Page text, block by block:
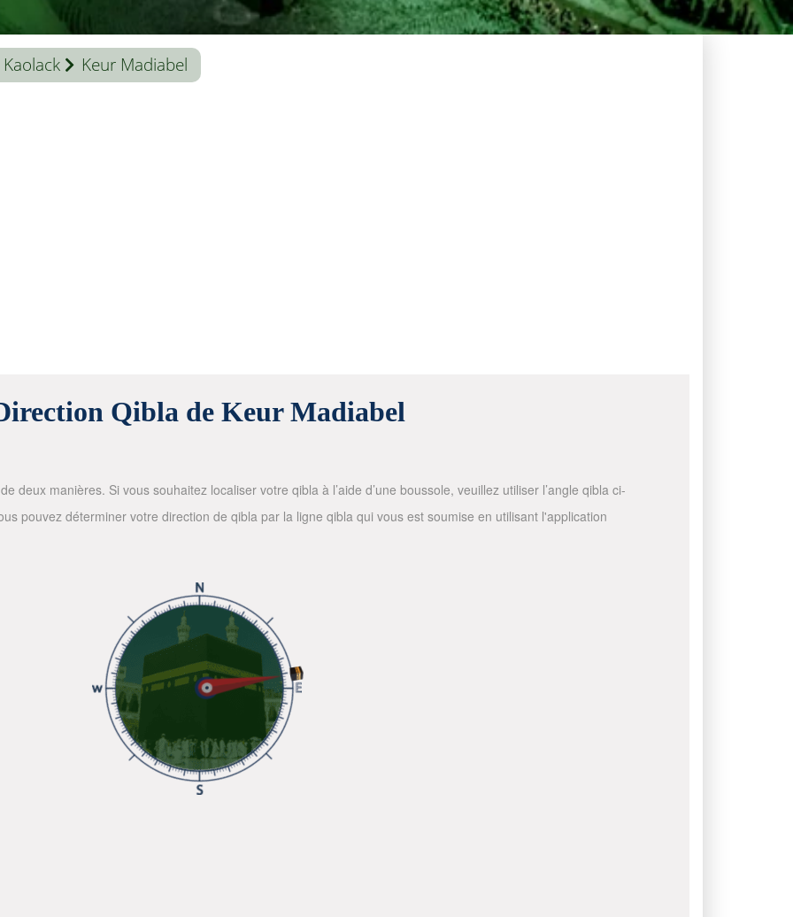
Kaolack Keur Madiabel
Qibla de Keur Madiabel
deux manières. Si vous souhaitez localiser votre qibla à l’aide d’une boussole, veuillez utiliser l’angle qibla ci-
pouvez déterminer votre direction de qibla par la ligne qibla qui vous est soumise en utilisant l'application